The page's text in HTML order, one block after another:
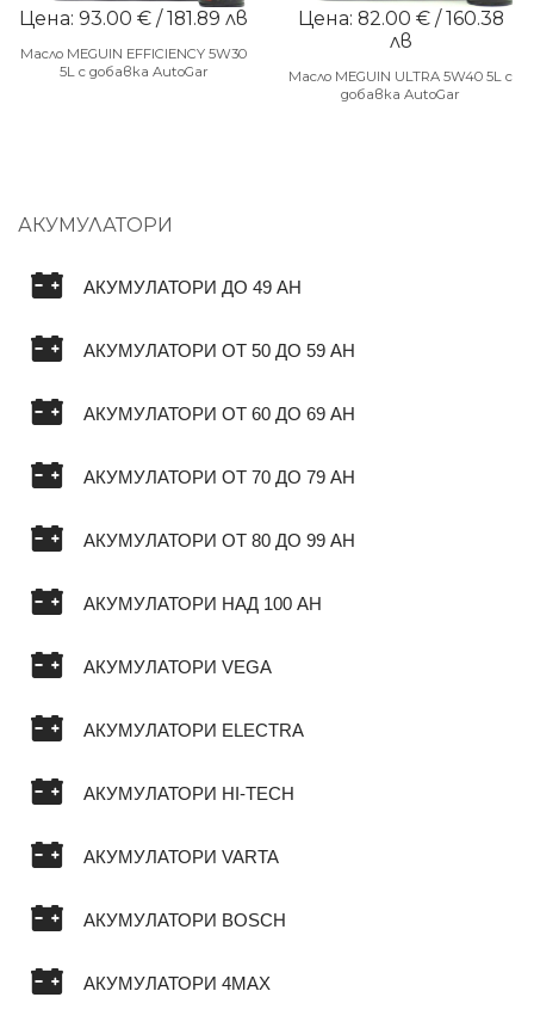
Цена: 93.00 € / 181.89 лв
Масло MEGUIN EFFICIENCY 5W30
5L с добавка AutoGar
Цена: 82.00 € / 160.38
лв
Масло MEGUIN ULTRA 5W40 5L с
добавка AutoGar
АКУМУЛАТОРИ
АКУМУЛАТОРИ ДО 49 AH
АКУМУЛАТОРИ ОТ 50 ДО 59 AH
АКУМУЛАТОРИ ОТ 60 ДО 69 AH
АКУМУЛАТОРИ ОТ 70 ДО 79 AH
АКУМУЛАТОРИ ОТ 80 ДО 99 AH
АКУМУЛАТОРИ НАД 100 AH
АКУМУЛАТОРИ VEGA
АКУМУЛАТОРИ ELECTRA
АКУМУЛАТОРИ HI-TECH
АКУМУЛАТОРИ VARTA
АКУМУЛАТОРИ BOSCH
АКУМУЛАТОРИ 4MAX